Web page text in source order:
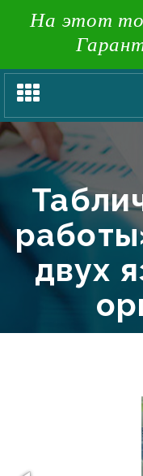
На этот
Toggle
navigation
двух
Табличка «Режим